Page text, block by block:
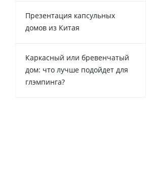
Презентация капсульных
домов из Китая
Каркасный или бревенчатый
дом: что лучше подойдет для
глэмпинга?